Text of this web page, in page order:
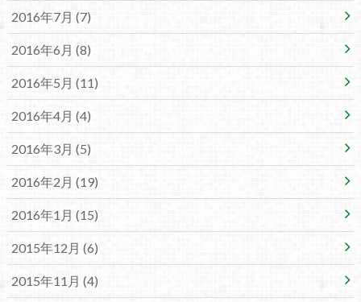
2016年7月 (7)
2016年6月 (8)
2016年5月 (11)
2016年4月 (4)
2016年3月 (5)
2016年2月 (19)
2016年1月 (15)
2015年12月 (6)
2015年11月 (4)